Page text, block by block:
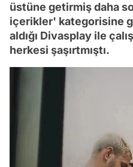
üstüne getirmiş daha
içerikler' kategorisine
aldığı Divasplay ile
herkesi şaşırtmıştı.